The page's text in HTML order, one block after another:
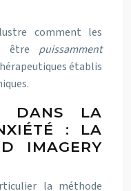
comment les
être puissamment
établis
DANS LA
: LA
IMAGERY
la méthode